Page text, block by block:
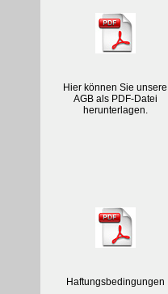
Hier können Sie unsere
AGB als PDF-Datei
herunterlagen.
Haftungsbedingungen